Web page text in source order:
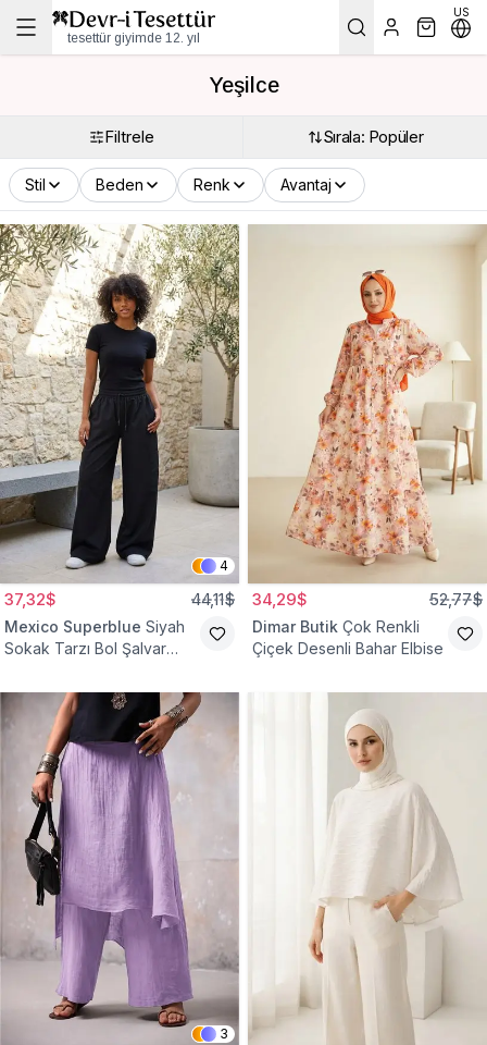
tesettür giyimde 12. yıl
US
Yeşilce
Filtrele Sırala: Popüler
Stil Beden Renk Avantaj
4
37,32$ 44,11$
Mexico Superblue Siyah
Sokak Tarzı Bol Şalvar
34,29$ 52,77$
Dimar Butik Çok Renkli
Çiçek Desenli Bahar Elbise
3